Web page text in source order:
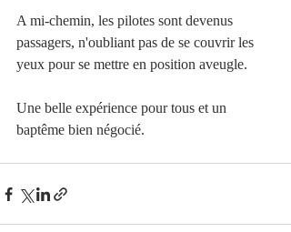
A mi-chemin, les pilotes sont devenus
passagers, n'oubliant pas de se couvrir les
yeux pour se mettre en position aveugle.
Une belle expérience pour tous et un
baptême bien négocié.